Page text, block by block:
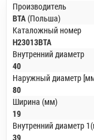
Производитель
BTA(Польша)
Каталожный номер
H23013BTA
Внутренний диаметр
40
Наружный диаметр
80
Ширина (мм)
19
Внутренний диаметр
39